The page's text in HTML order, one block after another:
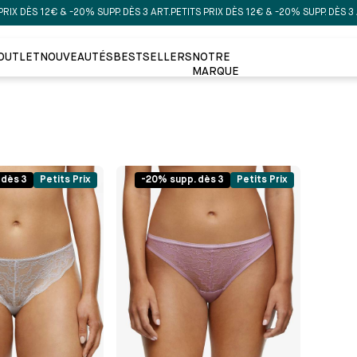
DÈS 12€ & -20% SUPP. DÈS 3 ART.PETITS PRIX DÈS 12€ & -20% SUPP. DÈS 3
NOUVEAUTÉS BESTSELLERS NOTRE
MARQUE
3 Petits Prix -20% supp. dès 3 Petits Prix